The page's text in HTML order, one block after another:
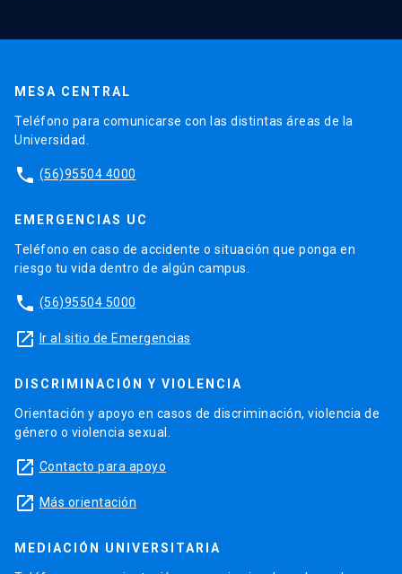
MESA CENTRAL
Teléfono para comunicarse con las distintas áreas de la
Universidad.
phone (56)95504 4000
EMERGENCIAS UC
Teléfono en caso de accidente o situación que ponga en
riesgo tu vida dentro de algún campus.
phone (56)95504 5000
launch Ir al sitio de Emergencias
DISCRIMINACIÓN Y VIOLENCIA
Orientación y apoyo en casos de discriminación, violencia de
género o violencia sexual.
launch Contacto para apoyo
launch Más orientación
MEDIACIÓN UNIVERSITARIA